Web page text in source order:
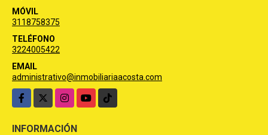
MÓVIL
3118758375
TELÉFONO
3224005422
EMAIL
administrativo@inmobiliariaacosta.com
Facebook
InstagramYouTubeTikTok
INFORMACIÓN